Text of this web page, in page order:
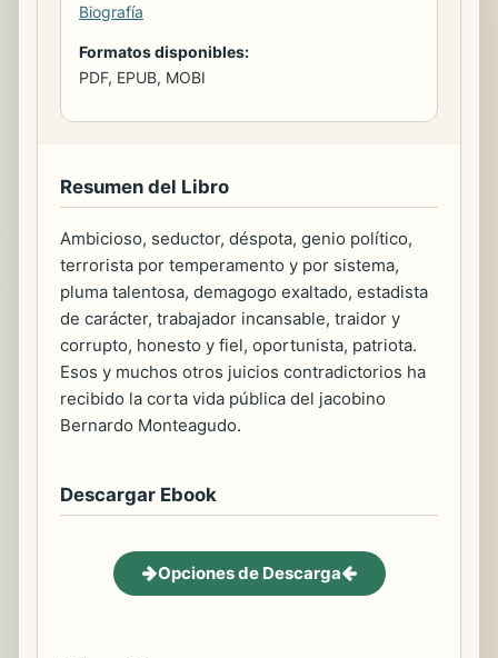
Biografía
Formatos disponibles:
PDF, EPUB, MOBI
Resumen del Libro
Ambicioso, seductor, déspota, genio político,
terrorista por temperamento y por sistema,
pluma talentosa, demagogo exaltado, estadista
de carácter, trabajador incansable, traidor y
corrupto, honesto y fiel, oportunista, patriota.
Esos y muchos otros juicios contradictorios ha
recibido la corta vida pública del jacobino
Bernardo Monteagudo.
Descargar Ebook
Opciones de Descarga